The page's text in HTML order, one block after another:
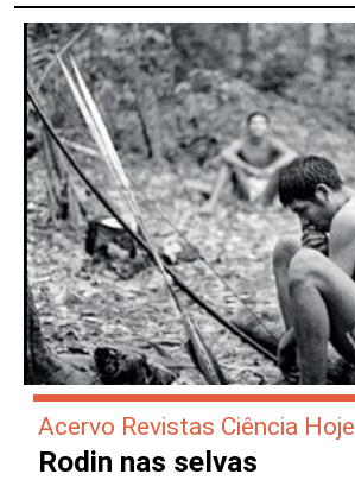
Acervo Revistas Ciência Hoje
Rodin nas selvas